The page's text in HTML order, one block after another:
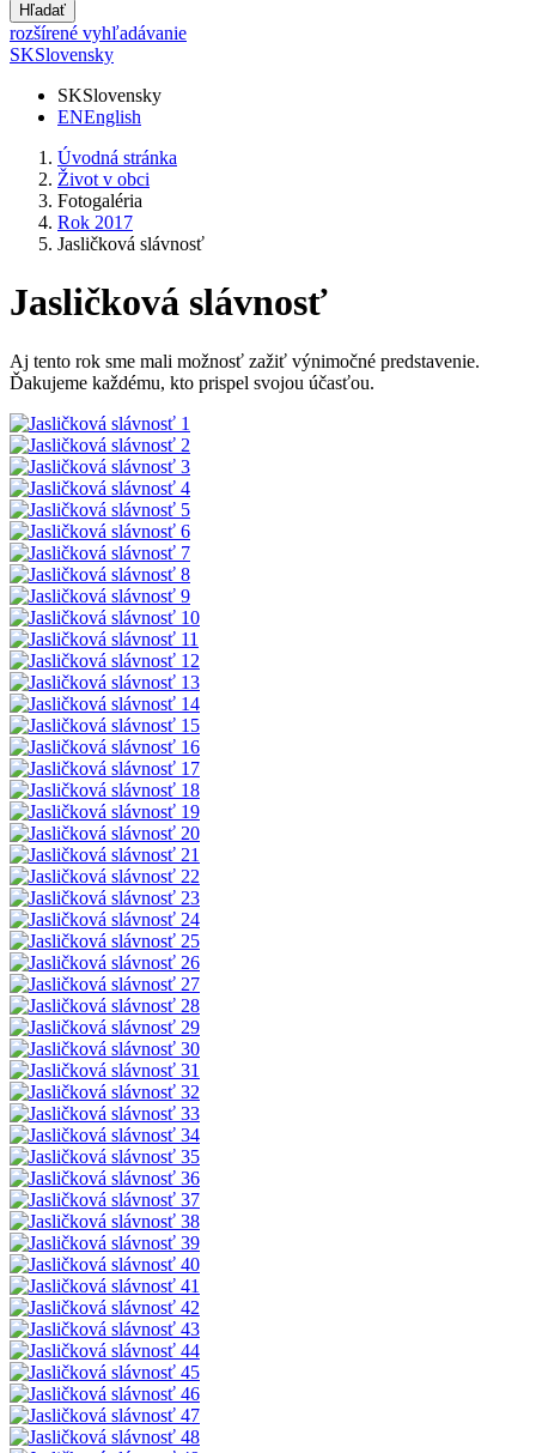
Hľadať
rozšírené vyhľadávanie
SKSlovensky
SKSlovensky
ENEnglish
Úvodná stránka
Život v obci
Fotogaléria
Rok 2017
Jasličková slávnosť
Jasličková slávnosť
Aj tento rok sme mali možnosť zažiť výnimočné predstavenie.
Ďakujeme každému, kto prispel svojou účasťou.